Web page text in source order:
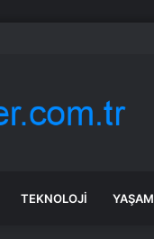
TEKNOLOJI YAŞAM